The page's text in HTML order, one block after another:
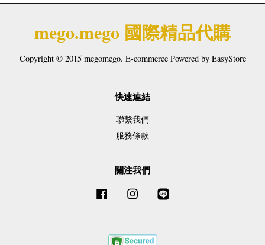
mego.mego 國際精品代購
Copyright © 2015 megomego. E-commerce Powered by EasyStore
快速連結
聯繫我們
服務條款
關注我們
Facebook Instagram